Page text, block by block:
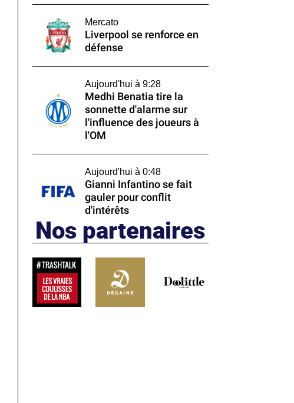
Mercato
Liverpool se renforce en
défense
Aujourd'hui à 9:28
Medhi Benatia tire la
sonnette d'alarme sur
l'influence des joueurs à
l'OM
Aujourd'hui à 0:48
Gianni Infantino se fait
gauler pour conflit
d'intérêts
Nos partenaires